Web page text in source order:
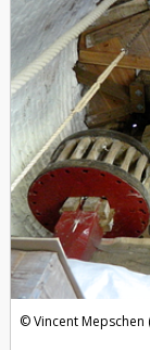
Vincent Mepschen